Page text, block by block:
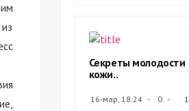
Секреты молодости
кожи..
16-мар, 18:24 0 1